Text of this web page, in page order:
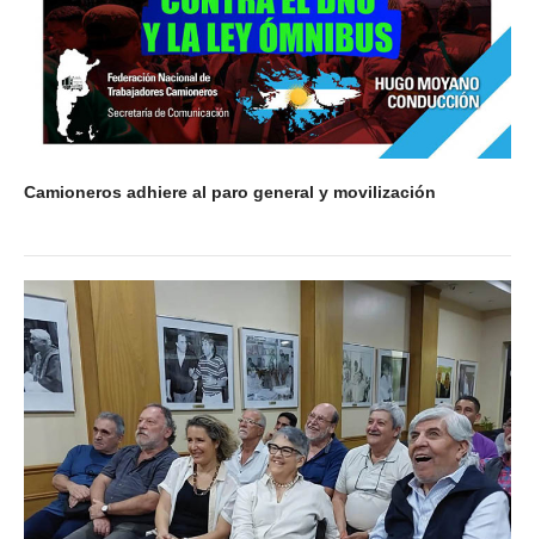
Camioneros adhiere al paro general y movilización